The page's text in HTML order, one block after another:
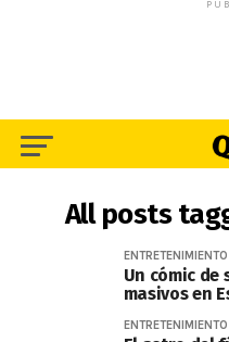
All posts
ENTRETENIMIENTO
Un cómic
masivos en
ENTRETENIMIENTO